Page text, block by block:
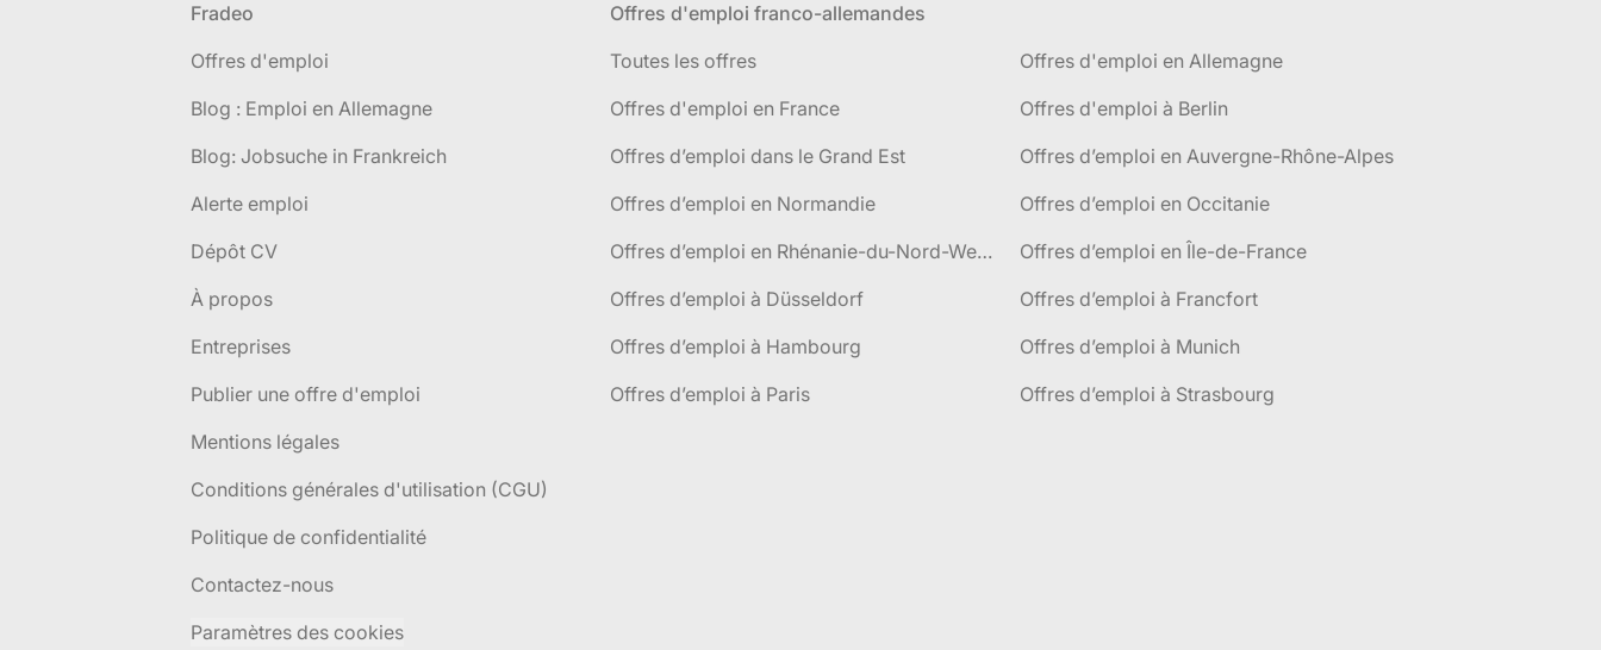
Fradeo
Offres d'emploi
Blog : Emploi en Allemagne
Blog: Jobsuche in Frankreich
Alerte emploi
Dépôt CV
À propos
Entreprises
Publier une offre d'emploi
Mentions légales
Conditions générales d'utilisation (CGU)
Politique de confidentialité
Contactez-nous
Paramètres des cookies
Offres d'emploi franco-allemandes
Toutes les offres
Offres d'emploi en Allemagne
Offres d'emploi en France
Offres d'emploi à Berlin
Offres d’emploi dans le Grand Est
Offres d’emploi en Auvergne-Rhône-Alpes
Offres d’emploi en Normandie
Offres d’emploi en Occitanie
Offres d’emploi en Rhénanie-du-Nord-Westphalie
Offres d’emploi en Île-de-France
Offres d’emploi à Düsseldorf
Offres d’emploi à Francfort
Offres d’emploi à Hambourg
Offres d’emploi à Munich
Offres d’emploi à Paris
Offres d’emploi à Strasbourg